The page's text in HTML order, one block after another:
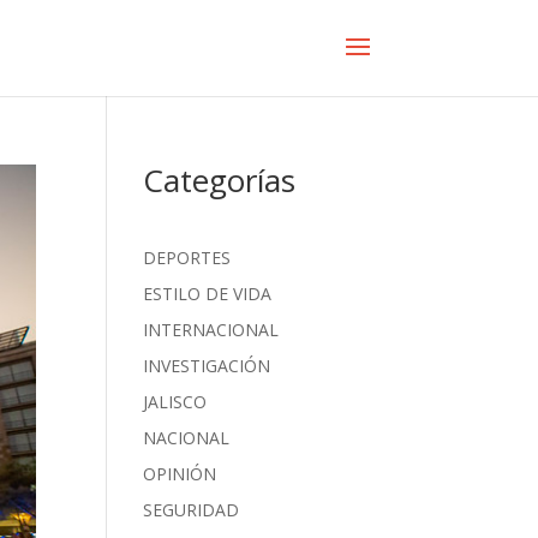
Categorías
DEPORTES
ESTILO DE VIDA
INTERNACIONAL
INVESTIGACIÓN
JALISCO
NACIONAL
OPINIÓN
SEGURIDAD